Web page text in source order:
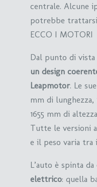
centrale. Alcune
potrebbe
ECCO I MOTORI
Dal punto di vista
un design
Leapmotor. Le
mm di lunghezza,
1655 mm di
Tutte le versioni
e il peso varia tra
L’auto è spinta da
elettrico: quella